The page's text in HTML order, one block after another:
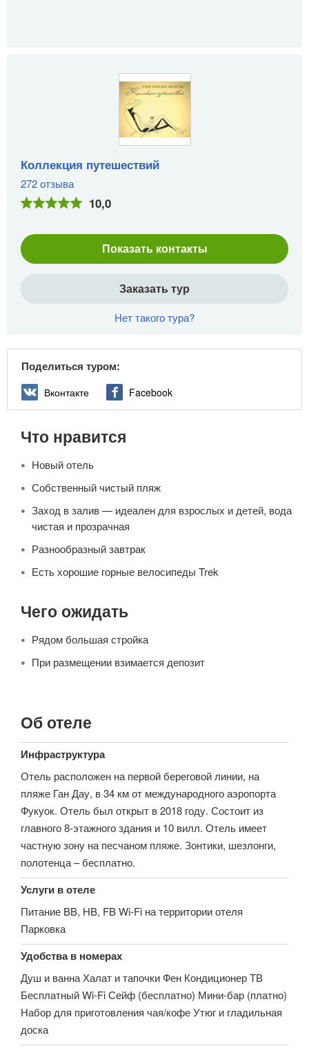
Коллекция путешествий
272 отзыва
10,0
Показать контакты
Заказать тур
Нет такого тура?
Поделиться туром:
Вконтакте Facebook
Что нравится
Новый отель
Собственный чистый пляж
Заход в залив — идеален для взрослых и детей, вода
чистая и прозрачная
Разнообразный завтрак
Есть хорошие горные велосипеды Trek
Чего ожидать
Рядом большая стройка
При размещении взимается депозит
Об отеле
Инфраструктура
Отель расположен на первой береговой линии, на
пляже Ган Дау, в 34 км от международного аэропорта
Фукуок. Отель был открыт в 2018 году. Состоит из
главного 8-этажного здания и 10 вилл. Отель имеет
частную зону на песчаном пляже. Зонтики, шезлонги,
полотенца – бесплатно.
Услуги в отеле
Питание BB, HB, FB Wi-Fi на территории отеля
Парковка
Удобства в номерах
Душ и ванна Халат и тапочки Фен Кондиционер ТВ
Бесплатный Wi-Fi Сейф (бесплатно) Мини-бар (платно)
Набор для приготовления чая/кофе Утюг и гладильная
доска